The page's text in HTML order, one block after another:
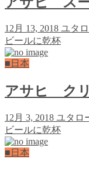
12月 13, 2018 ユタ
ビールに乾杯
■日本
アサヒ ク
12月 3, 2018 ユタロ
ビールに乾杯
■日本